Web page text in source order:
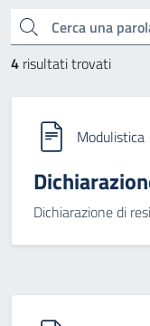
Cerca una parola chiave
4 risultati trovati
Modulistica
Dichiarazione di